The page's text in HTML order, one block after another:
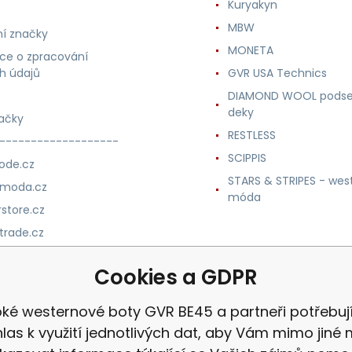
značky
o zpracování
údajů
Kuryakyn
MBW
MONETA
GVR USA Technics
DIAMOND WOOL
deky
RESTLESS
SCIPPIS
STARS & STRIPES -
móda
Cookies a GDPR
westernové boty GVR BE45 a partneři
k využití jednotlivých dat, aby Vám mimo jiné